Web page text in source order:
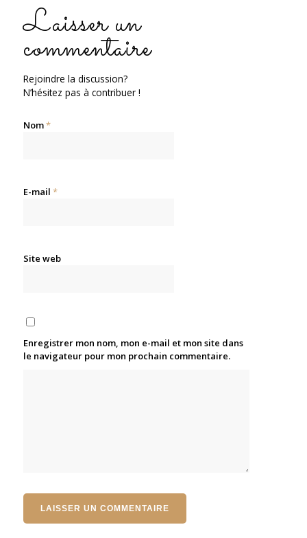
Laisser un
commentaire
Rejoindre la discussion?
N’hésitez pas à contribuer !
Nom*
E-mail *
Site web
Enregistrer mon nom, mon e-mail et mon site dans
le navigateur pour mon prochain commentaire.